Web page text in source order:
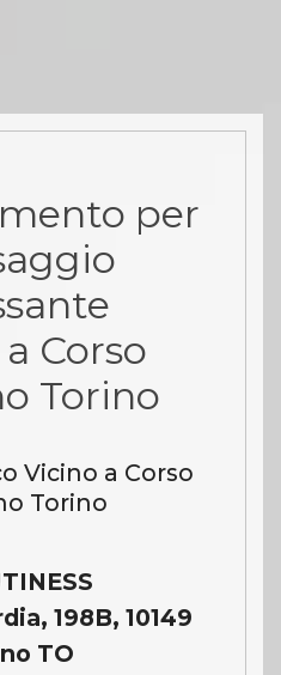
per
Corso
Torino
Vicino a Corso
Torino
198B, 10149
TO